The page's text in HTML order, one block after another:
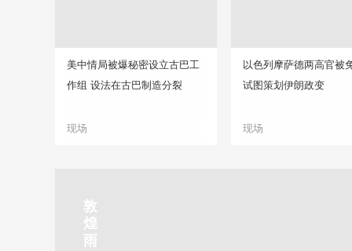
美中情局被爆秘密设立古巴工
作组 设法在古巴制造分裂
现场
以色列摩萨德两高官被
试图策划伊朗政变
现场
吉
林
云
探
南
京
焦
秦
皇
剑
川
烟
敦
煌
雨